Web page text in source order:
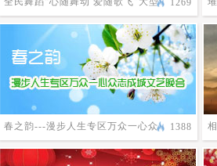
1269
春之韵---漫步人生专区万众一心众
1388